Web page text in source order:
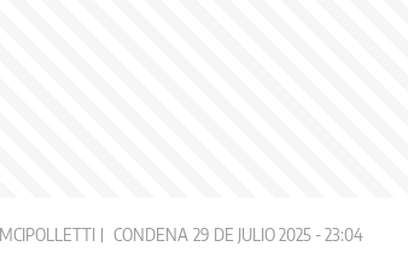
CONDENA 29 DE JULIO 2025 - 23:04